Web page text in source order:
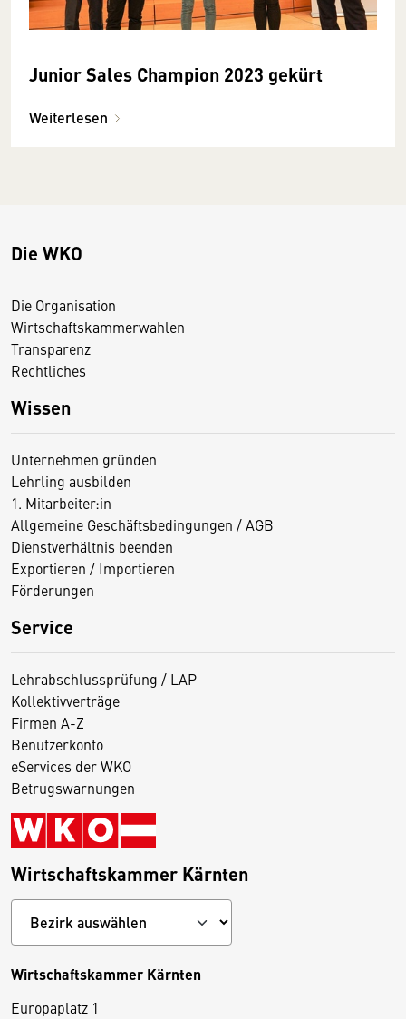
Junior Sales Champion 2023 gekürt
Weiterlesen
Die WKO
Die Organisation
Wirtschaftskammerwahlen
Transparenz
Rechtliches
Wissen
Unternehmen gründen
Lehrling ausbilden
1. Mitarbeiter:in
Allgemeine Geschäftsbedingungen / AGB
Dienstverhältnis beenden
Exportieren / Importieren
Förderungen
Service
Lehrabschlussprüfung / LAP
Kollektivverträge
Firmen A-Z
Benutzerkonto
eServices der WKO
Betrugswarnungen
Wirtschaftskammer Kärnten
Wirtschaftskammer Kärnten
Europaplatz 1